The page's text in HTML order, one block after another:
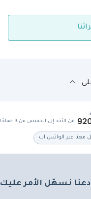
من الأحد إلى الخميس من 9 صباحًا وحتى 5 مساءً
معنا عبر الواتس اب
دعنا نسهّل الأمر عليك